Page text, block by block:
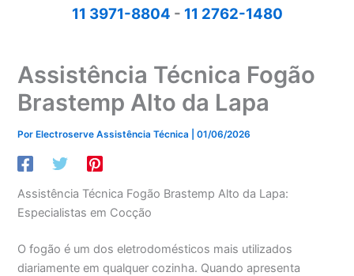
11 3971-8804 - 11 2762-1480
Assistência Técnica Fogão
Brastemp Alto da Lapa
Por Electroserve Assistência Técnica |01/06/2026
Assistência Técnica Fogão Brastemp Alto da Lapa:
Especialistas em Cocção
O fogão é um dos eletrodomésticos mais utilizados
diariamente em qualquer cozinha. Quando apresenta